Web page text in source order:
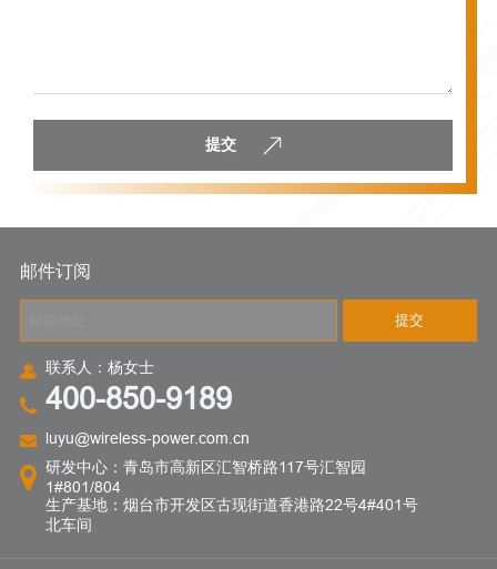
提交
邮件订阅
提交
联系人：杨女士
400-850-9189
luyu@wireless-power.com.cn
研发中心：青岛市高新区汇智桥路117号汇智园
1#801/804
生产基地：烟台市开发区古现街道香港路22号4#401号
北车间